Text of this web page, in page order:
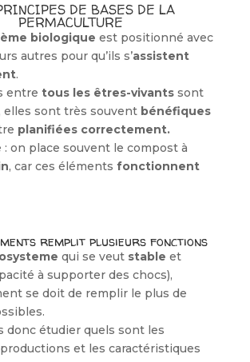
DE BASES DE LA
PERMACULTURE
biologique est positionné avec
autres pour qu’ils s’assistent
.
entre tous les êtres-vivantssont
elles sont très souvent bénéfiques
planifiées correctement.
: on place souvent le compost à
, car ces éléments fonctionnent
remplit plusieurs fonctions
qui se veut stable et
à supporter des chocs),
se doit de remplir le plus de
donc étudier quels sont les
et les caractéristiques